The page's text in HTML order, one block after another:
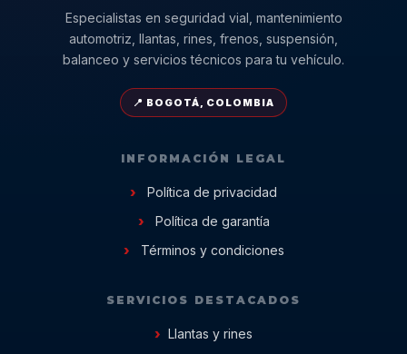
Especialistas en seguridad vial, mantenimiento
automotriz, llantas, rines, frenos, suspensión,
balanceo y servicios técnicos para tu vehículo.
📍 BOGOTÁ, COLOMBIA
INFORMACIÓN LEGAL
Política de privacidad
Política de garantía
Términos y condiciones
SERVICIOS DESTACADOS
Llantas y rines